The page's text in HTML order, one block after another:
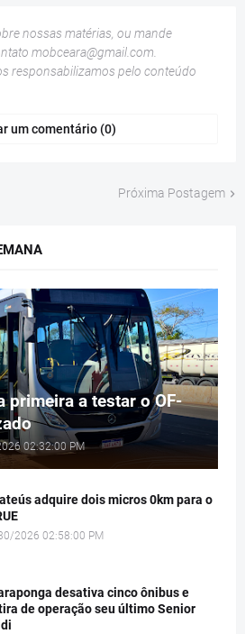
nossas matérias, ou mande
mobceara@gmail.com.
responsabilizamos pelo conteúdo
um comentário (0)
Próxima Postagem
primeira a testar o OF-
02:32:00 PM
adquire dois micros 0km para o
2026 02:58:00 PM
desativa cinco ônibus e
de operação seu último Senior